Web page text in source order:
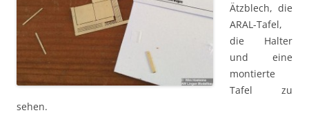
Ätzblech, die
ARAL-Tafel,
die Halter
und eine
montierte
Tafel zu
sehen.